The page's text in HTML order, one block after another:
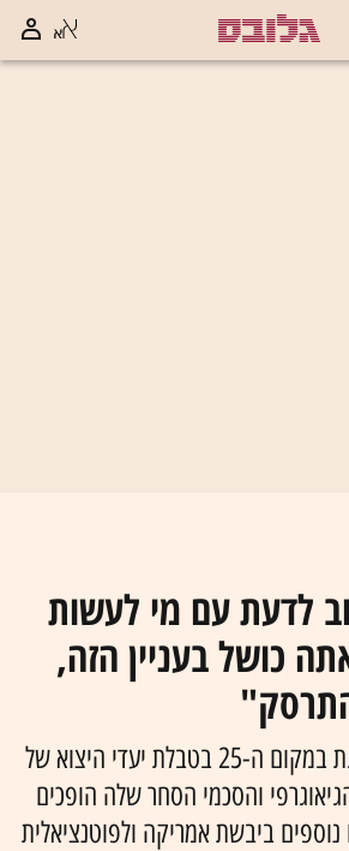
לדעת עם מי לעשות
כושל בעניין הזה,
מקסיקו אמנם מדורגת במקום ה-25 בטבלת יעדי היצוא של
והסכמי הסחר שלה הופכים
ביבשת אמריקה ולפוטנציאלית